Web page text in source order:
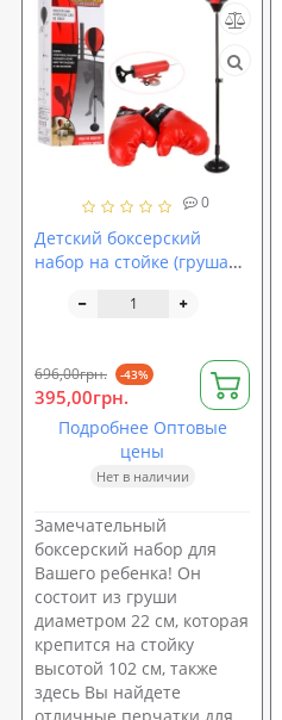
0
Детский боксерский
набор на стойке (груша
для детей) Profi (M 5664)
696,00грн. -43%
395,00грн.
Подробнее Оптовые
цены
Нет в наличии
Замечательный
боксерский набор для
Вашего ребенка! Он
состоит из груши
диаметром 22 см, которая
крепится на стойку
высотой 102 см, также
здесь Вы найдете